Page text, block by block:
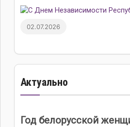
02.07.2026
Актуально
Год белорусской